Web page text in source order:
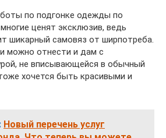
по подгонке одежды по
ценят эксклюзив, ведь
шикарный самовяз от ширпотреба.
можно отнести и дам с
не вписывающейся в обычный
хочется быть красивыми и
Новый перечень услуг